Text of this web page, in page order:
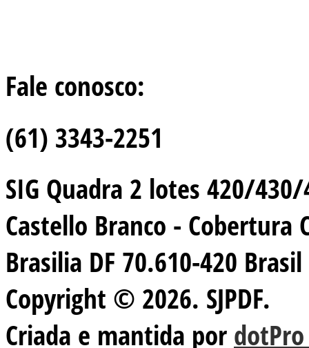
Fale conosco:
(61) 3343-2251
SIG Quadra 2 lotes 420/
Castello Branco - Cobertura
Brasilia DF 70.610-420 Brasil
Copyright © 2026. SJPDF.
Criada e mantida por